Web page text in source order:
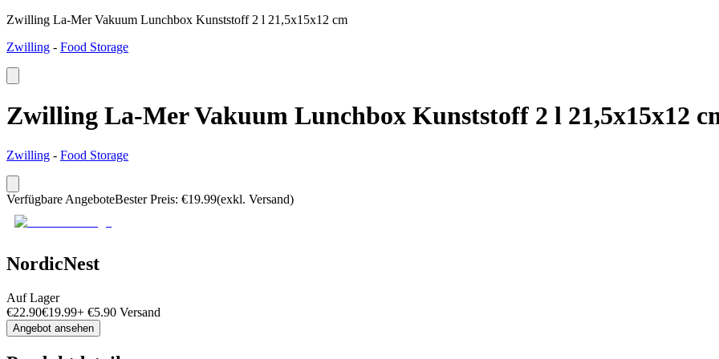
Zwilling La-Mer Vakuum Lunchbox Kunststoff 2 l 21,5x15x12 cm
Zwilling - Food Storage
Zwilling La-Mer Vakuum Lunchbox Kunststoff 2 l 21,5x15x12
Zwilling - Food Storage
Verfügbare AngeboteBester Preis: €19.99(exkl. Versand)
NordicNest
Auf Lager
€22.90€19.99+ €5.90 Versand
Angebot ansehen